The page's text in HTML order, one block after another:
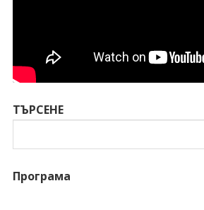
ТЪРСЕНЕ
Програма